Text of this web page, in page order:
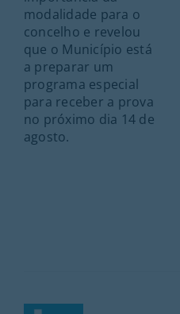
modalidade para o
concelho e revelou
que o Município está
a preparar um
programa especial
para receber a prova
no próximo dia 14 de
agosto.